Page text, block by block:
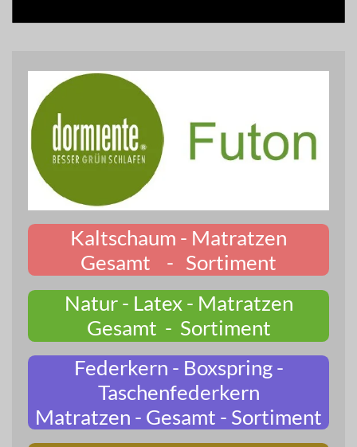
Kaltschaum - Matratzen
Gesamt - Sortiment
Natur - Latex - Matratzen
Gesamt - Sortiment
Federkern - Boxspring -
Taschenfederkern
Matratzen - Gesamt - Sortiment